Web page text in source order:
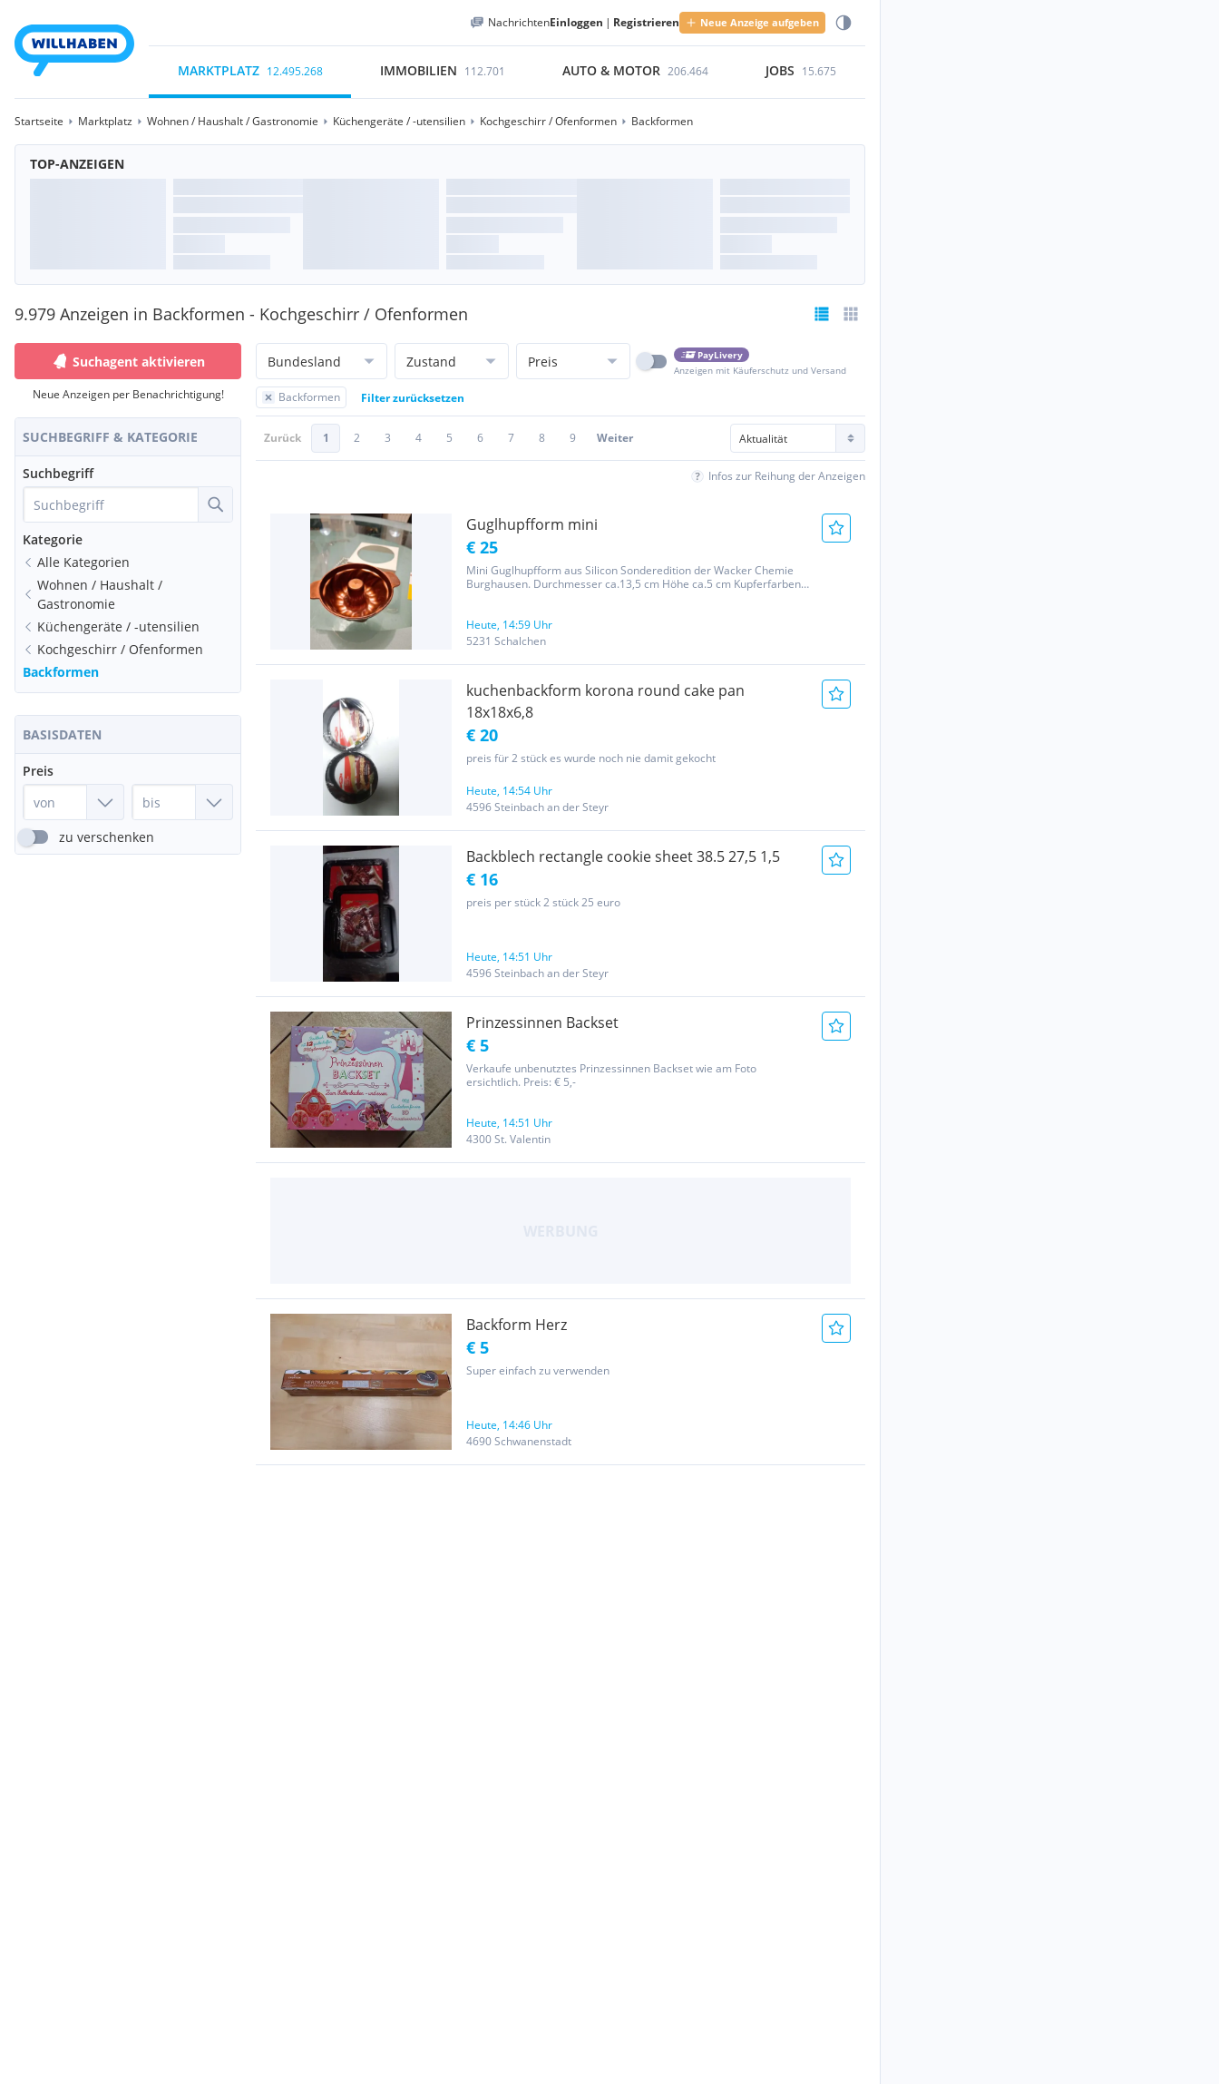
NachrichtenEinloggen | Registrieren Neue Anzeige aufgeben
MARKTPLATZ 12.495.268 IMMOBILIEN 112.701 AUTO & MOTOR 206.464 JOBS 15.675
Startseite Marktplatz Wohnen / Haushalt / Gastronomie Küchengeräte / -utensilien Kochgeschirr / Ofenformen Backformen
TOP-ANZEIGEN
9.979 Anzeigen in Backformen - Kochgeschirr / Ofenformen
Suchagent aktivieren
Neue Anzeigen per Benachrichtigung!
SUCHBEGRIFF & KATEGORIE
Suchbegriff
Kategorie
Alle Kategorien
Wohnen / Haushalt /
Gastronomie
Küchengeräte / -utensilien
Kochgeschirr / Ofenformen
Backformen
BASISDATEN
Preis
zu verschenken
Bundesland Zustand Preis
PayLivery
Anzeigen mit Käuferschutz und Versand
Backformen Filter zurücksetzen
Zurück 1 2 3 4 5 6 7 8 9 Weiter
Infos zur Reihung der Anzeigen
Guglhupfform mini
€ 25
Mini Guglhupfform aus Silicon Sonderedition der Wacker Chemie
Burghausen. Durchmesser ca.13,5 cm Höhe ca.5 cm Kupferfarben .
Heute, 14:59 Uhr
5231 Schalchen
kuchenbackform korona round cake pan
18x18x6,8
€ 20
preis für 2 stück es wurde noch nie damit gekocht
Heute, 14:54 Uhr
4596 Steinbach an der Steyr
Backblech rectangle cookie sheet 38.5 27,5 1,5
€ 16
preis per stück 2 stück 25 euro
Heute, 14:51 Uhr
4596 Steinbach an der Steyr
Prinzessinnen Backset
€ 5
Verkaufe unbenutztes Prinzessinnen Backset wie am Foto
ersichtlich. Preis: € 5,-
Heute, 14:51 Uhr
4300 St. Valentin
Backform Herz
€ 5
Super einfach zu verwenden
Heute, 14:46 Uhr
4690 Schwanenstadt